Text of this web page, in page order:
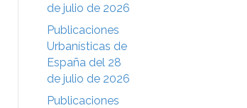
de julio de 2026
Publicaciones
Urbanísticas de
España del 28
de julio de 2026
Publicaciones